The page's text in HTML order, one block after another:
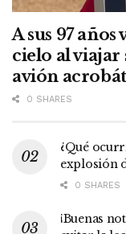
A sus 97
cielo al viajar
avión
0 SHARES
¿Qué
explosión
0 SHARES
¡Buenas